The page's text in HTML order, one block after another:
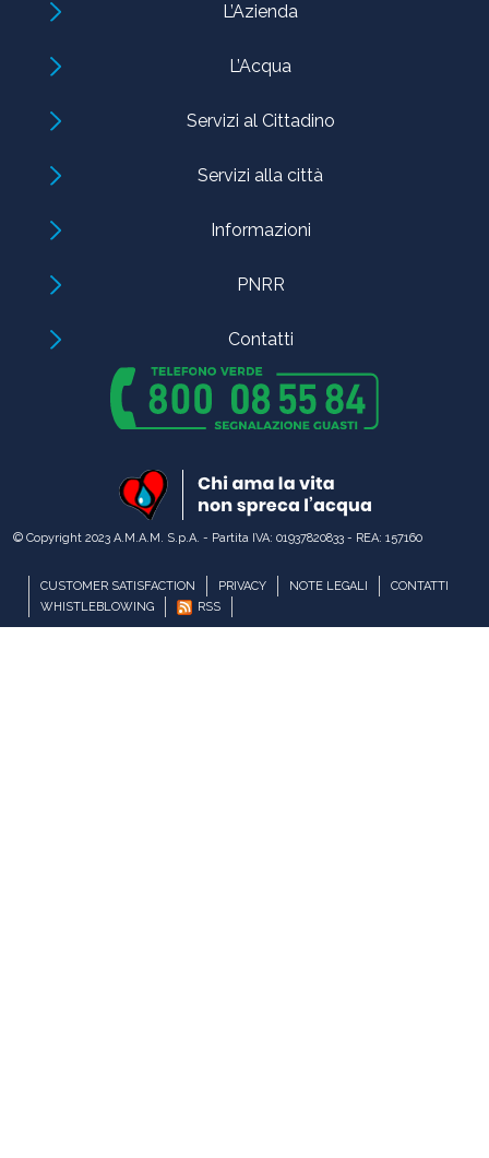
L’Azienda
L’Acqua
Servizi al Cittadino
Servizi alla città
Informazioni
PNRR
Contatti
© Copyright 2023 A.M.A.M. S.p.A. - Partita IVA: 01937820833 - REA: 157160
CUSTOMER SATISFACTION PRIVACY NOTE LEGALI
CONTATTI
WHISTLEBLOWING
RSS